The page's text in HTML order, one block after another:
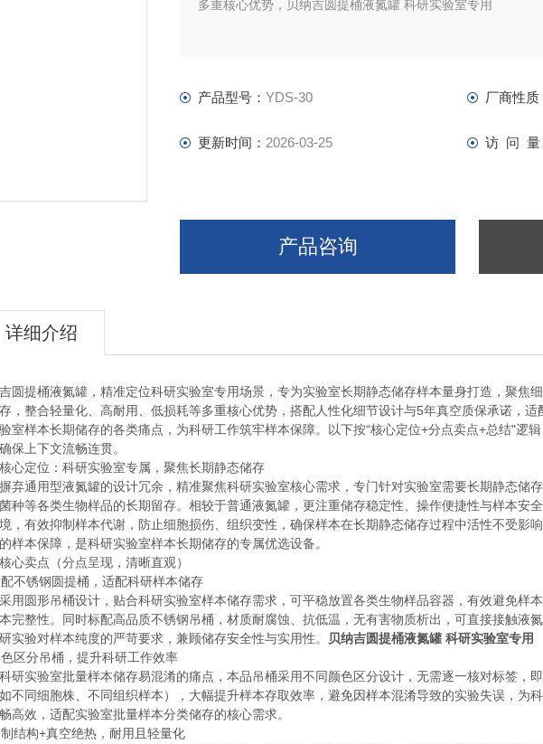
多重核心优势，贝纳吉圆提桶液氮罐 科研实验室专用
产品型号： YDS-30 厂商性质
更新时间： 2026-03-25 访 问 量
产品咨询
详细介绍
圆提桶液氮罐，精准定位科研实验室专用场景，专为实验室长期静态储存样本量身打造，聚焦
，整合轻量化、高耐用、低损耗等多重核心优势，搭配人性化细节设计与5年真空质保承诺，
室样本长期储存的各类痛点，为科研工作筑牢样本保障。以下按“核心定位+分点卖点+总结"逻
保上下文流畅连贯。
心定位：科研实验室专属，聚焦长期静态储存
弃通用型液氮罐的设计冗余，精准聚焦科研实验室核心需求，专门针对实验室需要长期静态储
种等各类生物样品的长期留存。相较于普通液氮罐，更注重储存稳定性、操作便捷性与样本安
，有效抑制样本代谢，防止细胞损伤、组织变性，确保样本在长期静态储存过程中活性不受影
样本保障，是科研实验室样本长期储存的专属优选设备。
心卖点（分点呈现，清晰直观）
不锈钢圆提桶，适配科研样本储存
用圆形吊桶设计，贴合科研实验室样本储存需求，可平稳放置各类生物样品容器，有效避免样
完整性。同时标配高品质不锈钢吊桶，材质耐腐蚀、抗低温，无有害物质析出，可直接接触液
实验对样本纯度的严苛要求，兼顾储存安全性与实用性。
贝纳吉圆提桶液氮罐 科研实验室专用
区分吊桶，提升科研工作效率
研实验室批量样本储存易混淆的痛点，本品吊桶采用不同颜色区分设计，无需逐一核对标签，
不同细胞株、不同组织样本），大幅提升样本存取效率，避免因样本混淆导致的实验失误，为
高效，适配实验室批量样本分类储存的核心需求。
结构+真空绝热，耐用且轻量化